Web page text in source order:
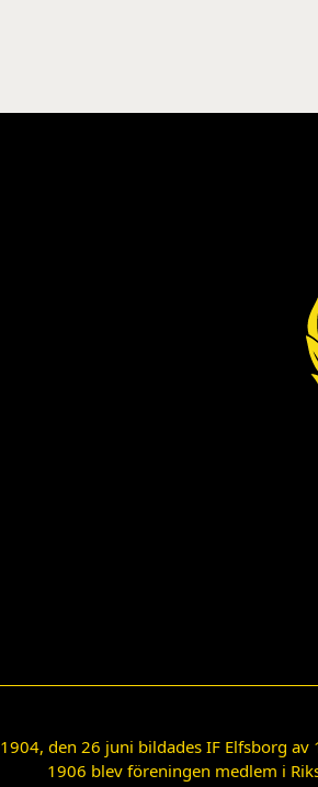
1904, den 26 juni bildades IF Elfsborg
1906 blev föreningen medlem i